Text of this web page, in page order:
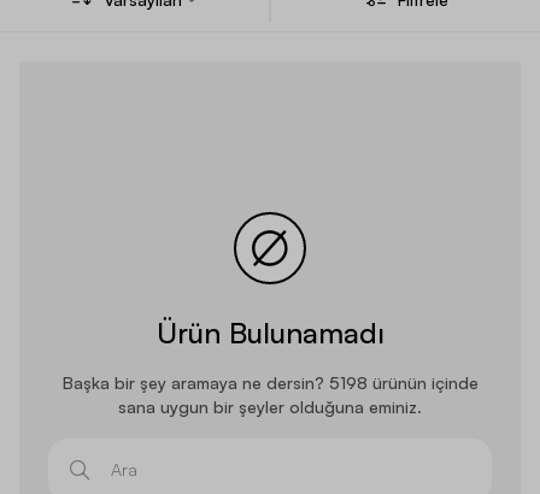
Ürün Bulunamadı
Başka bir şey aramaya ne dersin? 5198 ürünün içinde
sana uygun bir şeyler olduğuna eminiz.
Ara